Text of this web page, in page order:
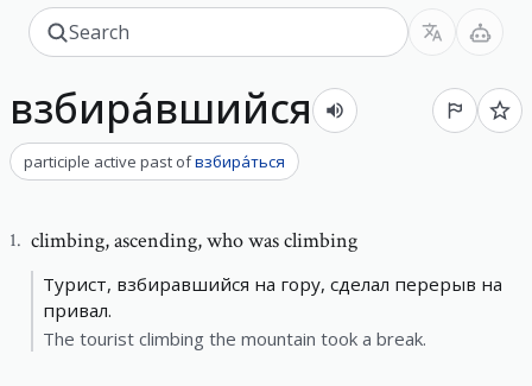
взбира́вшийся
participle active past ofвзбира́ться
1. climbing,ascending, who was climbing
Турист, взбиравшийся на гору, сделал перерыв на
привал.
The tourist climbing the mountain took a break.